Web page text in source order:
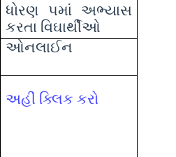
ધોરણ ૫માં અભ્યાસ
કરતા વિઘાર્થીઓ
ઓનલાઈન
અહીં ક્લિક કરો